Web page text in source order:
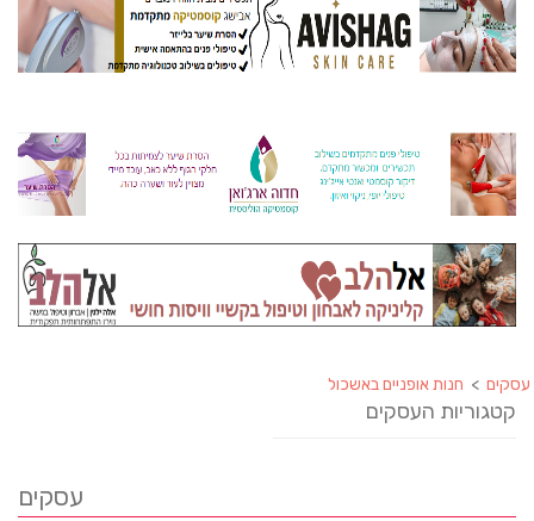
עסקים > חנות אופניים באשכול
קטגוריות העסקים
עסקים